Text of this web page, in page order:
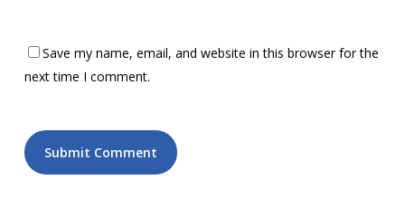
Save my name, email, and website in this browser for the
next time I comment.